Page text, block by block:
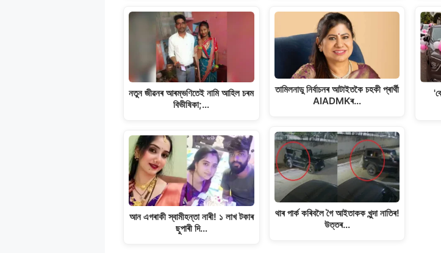
নতুন জীৱনৰ আৰম্ভণিতেই নামি আহিল চৰম
বিভীষিকা;…
আন এগৰাকী স্বামীহন্তা নাৰী! ১ লাখ টকাৰ
ছুপাৰী দি…
তামিলনাডু নিৰ্বাচনৰ আটাইতকৈ চহকী প্ৰাৰ্থী
AIADMKৰ…
থাৰ পাৰ্ক কৰিবলৈ গৈ আইতাকক খুন্দা নাতিৰ!
উত্তৰ…